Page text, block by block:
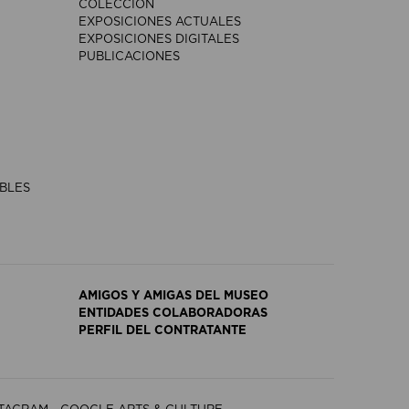
COLECCIÓN
EXPOSICIONES ACTUALES
EXPOSICIONES DIGITALES
PUBLICACIONES
AMIGOS Y AMIGAS DEL MUSEO
ENTIDADES COLABORADORAS
PERFIL DEL CONTRATANTE